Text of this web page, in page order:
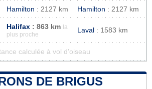
Hamilton : 2127 km Hamilton : 2127 km
Halifax : 863 km
la
plus proche
Laval : 1583 km
calculée à vol d'oiseau
DE BRIGUS